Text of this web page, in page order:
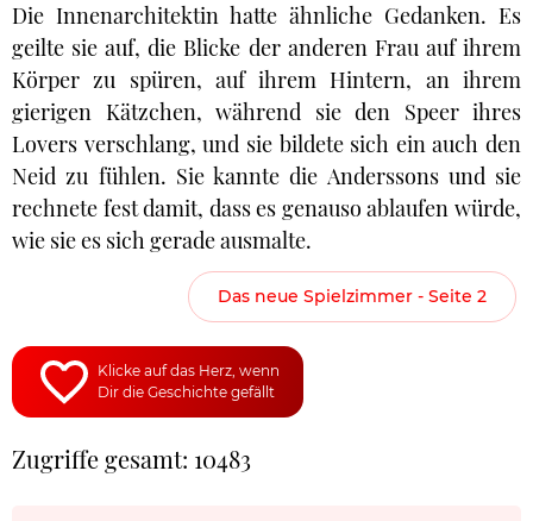
Die Innenarchitektin hatte ähnliche Gedanken. Es
geilte sie auf, die Blicke der anderen Frau auf ihrem
Körper zu spüren, auf ihrem Hintern, an ihrem
gierigen Kätzchen, während sie den Speer ihres
Lovers verschlang, und sie bildete sich ein auch den
Neid zu fühlen. Sie kannte die Anderssons und sie
rechnete fest damit, dass es genauso ablaufen würde,
wie sie es sich gerade ausmalte.
Das neue Spielzimmer - Seite 2
Klicke auf das Herz, wenn
Dir die Geschichte gefällt
Zugriffe gesamt: 10483